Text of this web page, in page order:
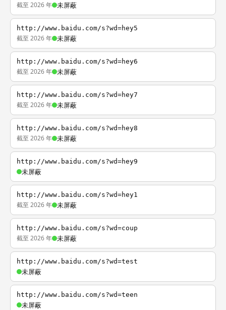
截至 2026 年 未屏蔽
http://www.baidu.com/s?wd=hey5
截至 2026 年 未屏蔽
http://www.baidu.com/s?wd=hey6
截至 2026 年 未屏蔽
http://www.baidu.com/s?wd=hey7
截至 2026 年 未屏蔽
http://www.baidu.com/s?wd=hey8
截至 2026 年 未屏蔽
http://www.baidu.com/s?wd=hey9
未屏蔽
http://www.baidu.com/s?wd=hey1
截至 2026 年 未屏蔽
http://www.baidu.com/s?wd=coup
截至 2026 年 未屏蔽
http://www.baidu.com/s?wd=test
未屏蔽
http://www.baidu.com/s?wd=teen
未屏蔽